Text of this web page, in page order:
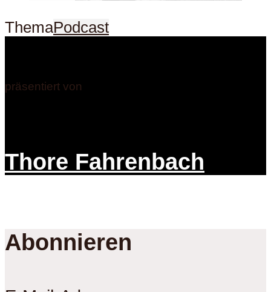
ThemaPodcast
präsentiert von
Thore Fahrenbach
Abonnieren